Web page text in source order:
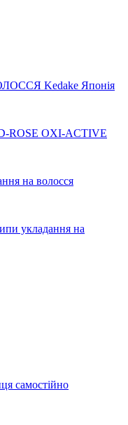
Kedake Японія
OXI-ACTIVE
на волосся
укладання на
самостійно